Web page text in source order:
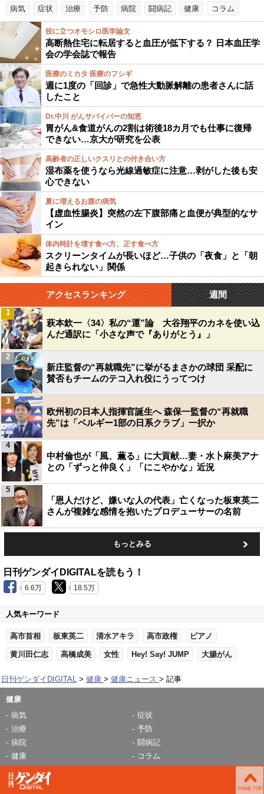
病気 症状 治療 予防 病院 闘病記 健康 コラム
役に立つオモシロ医学論文
高断熱住宅に転居すると血圧が低下する？ 日本血圧学
会の学会誌で報告
医療のミカタ 医療のフシギ
週に1度の「回診」で急性大動脈解離の患者さんに話
したこと
Dr.中川 がんサバイバーの知恵
胃がん&食道がんの2割は術後18カ月でも仕事に復帰
できない…京大が研究を公表
高齢者の正しいクスリとの付き合い方
湿布薬を使うなら光線過敏症に注意…剥がした後も安
心できない
夏に増えるお腹の病気
【虚血性腸炎】突然の左下腹部痛と血便が典型的なサ
イン
体内時計を壊す食べ方、正す食べ方
スクリーンタイムが長いほど…子供の「夜食」と「朝
起きられない」関係
アクセスランキング 週間
萩本欽一〈34〉私の“運”論 大谷翔平のカネを使い込
んだ通訳に「小さな声で『ありがとう』」
1
新庄監督の“再就職先”に挙がるまさかの球団 采配に
賛否もチームのテコ入れ役にうってつけ
2
欧州初の日本人指揮官誕生へ 森保一監督の“再就職
先”は「ベルギー1部の日系クラブ」一択か
3
中村倫也が「風、薫る」に大貢献…妻・水卜麻美アナ
との「ずっと仲良く」「にこやかな」近況
4
「恩人だけど、嫌いな人の代表」亡くなった板東英二
さんが複雑な感情を抱いたプロデューサーの名前
5
もっとみる
日刊ゲンダイDIGITALを読もう！
6.6万 18.5万
人気キーワード
高市首相 板東英二 清水アキラ 高市政権 ピアノ
黄川田仁志 高橋成美 女性 Hey! Say! JUMP 大腸がん
日刊ゲンダイDIGITAL 健康 健康ニュース 記事
健康
病気
症状
治療
予防
病院
闘病記
健康
コラム